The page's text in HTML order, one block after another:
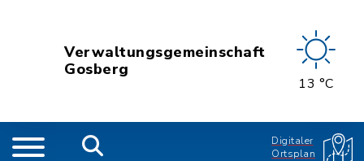
Verwaltungsgemeinschaft
Gosberg
13 °C
Digitaler
Ortsplan